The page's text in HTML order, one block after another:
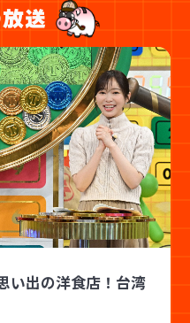
送
い出の洋食店！台湾